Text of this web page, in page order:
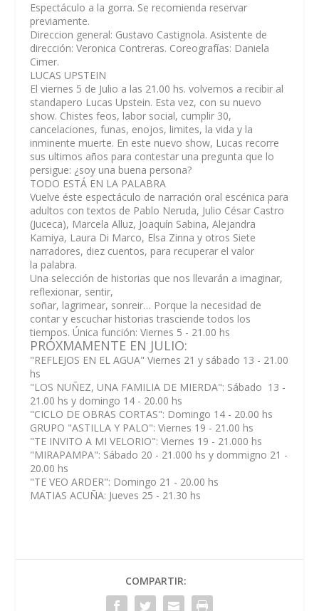
Espectáculo a la gorra. Se recomienda reservar
previamente.
Direccion general: Gustavo Castignola. Asistente de
dirección: Veronica Contreras. Coreografías: Daniela
Cimer.
LUCAS UPSTEIN
El viernes 5 de Julio a las 21.00 hs. volvemos a recibir al
standapero Lucas Upstein. Esta vez, con su nuevo
show. Chistes feos, labor social, cumplir 30,
cancelaciones, funas, enojos, limites, la vida y la
inminente muerte. En este nuevo show, Lucas recorre
sus ultimos años para contestar una pregunta que lo
persigue: ¿soy una buena persona?
TODO ESTÁ EN LA PALABRA
Vuelve éste espectáculo de narración oral escénica para
adultos con textos de Pablo Neruda, Julio César Castro
(Juceca), Marcela Alluz, Joaquín Sabina, Alejandra
Kamiya, Laura Di Marco, Elsa Zinna y otros Siete
narradores, diez cuentos, para recuperar el valor
la palabra.
Una selección de historias que nos llevarán a imaginar,
reflexionar, sentir,
soñar, lagrimear, sonreir… Porque la necesidad de
contar y escuchar historias trasciende todos los
tiempos. Única función: Viernes 5 - 21.00 hs
PRÓXMAMENTE EN JULIO:
"REFLEJOS EN EL AGUA" Viernes 21 y sábado 13 - 21.00
hs
"LOS NUÑEZ, UNA FAMILIA DE MIERDA": Sábado 13 -
21.00 hs y domingo 14 - 20.00 hs
"CICLO DE OBRAS CORTAS": Domingo 14 - 20.00 hs
GRUPO "ASTILLA Y PALO": Viernes 19 - 21.00 hs
"TE INVITO A MI VELORIO": Viernes 19 - 21.000 hs
"MIRAPAMPA": Sábado 20 - 21.000 hs y dommigno 21 -
20.00 hs
"TE VEO ARDER": Domingo 21 - 20.00 hs
MATIAS ACUÑA: Jueves 25 - 21.30 hs
COMPARTIR: